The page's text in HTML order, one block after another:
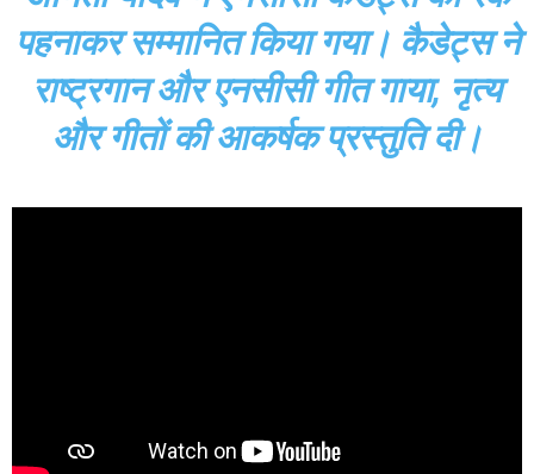
पहनाकर सम्मानित किया गया। कैडेट्स ने
राष्ट्रगान और एनसीसी गीत गाया, नृत्य
और गीतों की आकर्षक प्रस्तुति दी।